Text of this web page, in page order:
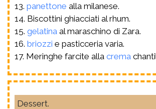
13. panettone alla milanese.
14. Biscottini ghiacciati al rhum.
15. gelatina al maraschino di Zara.
16. briozzi e pasticceria varia.
17. Meringhe farcite alla crema
Dessert.